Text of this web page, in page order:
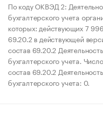
По коду ОКВЭД 2:
бухгалтерского учета
которых: действующих 7
69.20.2 в действующей
состав 69.20.2
бухгалтерского учета.
состав 69.20.2
бухгалтерского учета: 0.